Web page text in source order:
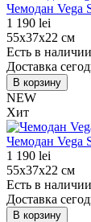
Чемодан Vega
1 190 lei
55х37х22 см
Есть в наличии
Доставка
В корзину
NEW
Хит
Чемодан Vega
1 190 lei
55х37х22 см
Есть в наличии
Доставка
В корзину